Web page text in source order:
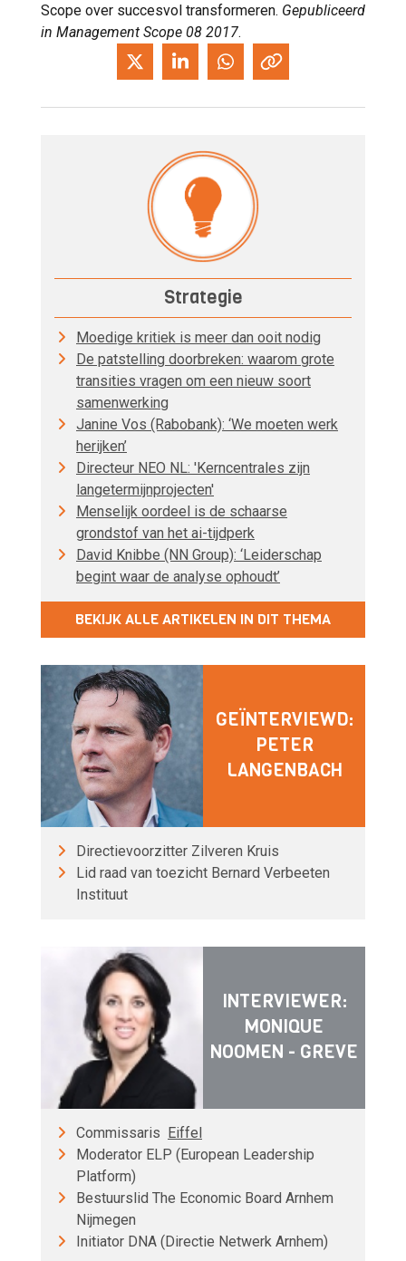
Scope over succesvol transformeren. Gepubliceerd
in Management Scope 08 2017.
Strategie
Moedige kritiek is meer dan ooit nodig
De patstelling doorbreken: waarom grote
transities vragen om een nieuw soort
samenwerking
Janine Vos (Rabobank): ‘We moeten werk
herijken’
Directeur NEO NL: 'Kerncentrales zijn
langetermijnprojecten'
Menselijk oordeel is de schaarse
grondstof van het ai-tijdperk
David Knibbe (NN Group): ‘Leiderschap
begint waar de analyse ophoudt’
BEKIJK ALLE ARTIKELEN IN DIT THEMA
GEÏNTERVIEWD:
PETER
LANGENBACH
Directievoorzitter Zilveren Kruis
Lid raad van toezicht Bernard Verbeeten
Instituut
INTERVIEWER:
MONIQUE
NOOMEN - GREVE
Commissaris Eiffel
Moderator ELP (European Leadership
Platform)
Bestuurslid The Economic Board Arnhem
Nijmegen
Initiator DNA (Directie Netwerk Arnhem)